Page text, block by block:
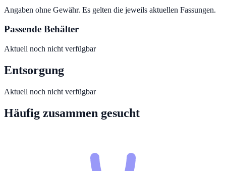
Angaben ohne Gewähr. Es gelten die jeweils aktuellen Fassungen.
Passende Behälter
Aktuell noch nicht verfügbar
Entsorgung
Aktuell noch nicht verfügbar
Häufig zusammen gesucht